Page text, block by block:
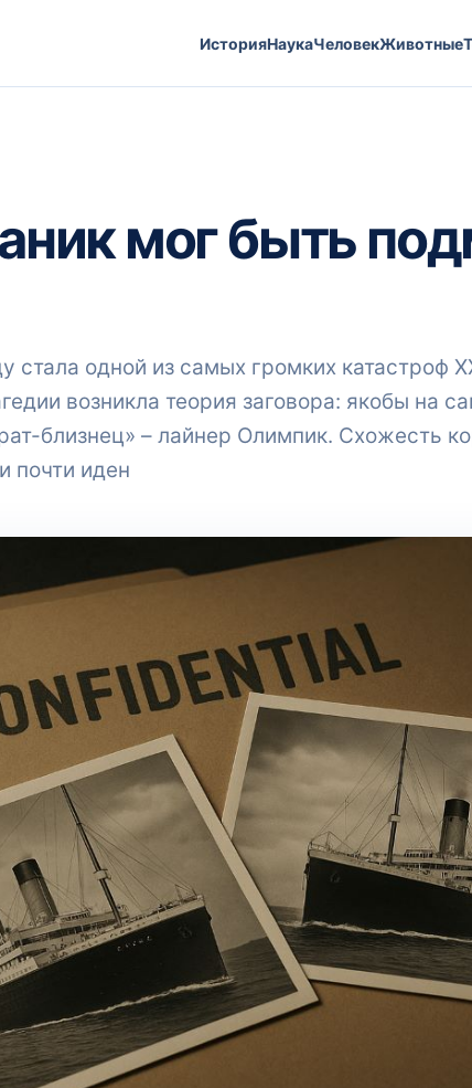
ИсторияНаукаЧеловекЖивотные
мог быть
стала одной из самых громких катастроф
возникла теория заговора: якобы на
близнец» – лайнер Олимпик. Схожесть
почти иден